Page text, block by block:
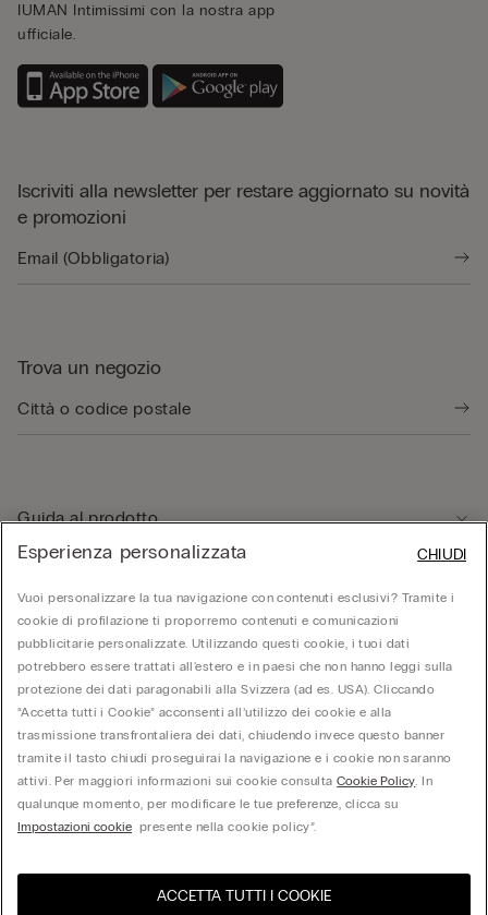
Seleziona la taglia
IUMAN Intimissimi con la nostra app
ufficiale.
Iscriviti alla newsletter per restare aggiornato su novità
e promozioni
Trova un negozio
Guida al prodotto
Area Legale
Corporate
Calzedonia Switzerland AG, Wiesenstrasse 5, CH-8952 Schlieren, CHE-287.459.583,
Esperienza personalizzata
Vuoi personalizzare la tua navigazione con contenuti esclusivi? Tramite i
cookie di profilazione ti proporremo contenuti e comunicazioni
pubblicitarie personalizzate. Utilizzando questi cookie, i tuoi dati
potrebbero essere trattati all'estero e in paesi che non hanno leggi sulla
protezione dei dati paragonabili alla Svizzera (ad es. USA). Cliccando
“Accetta tutti i Cookie” acconsenti all’utilizzo dei cookie e alla
trasmissione transfrontaliera dei dati, chiudendo invece questo banner
tramite il tasto chiudi proseguirai la navigazione e i cookie non saranno
attivi. Per maggiori informazioni sui cookie consultaCookie Policy. In
qualunque momento, per modificare le tue preferenze, clicca su
Impostazioni cookie presente nella cookie policy”.
ACCETTA TUTTI I COOKIE
CHIUDI